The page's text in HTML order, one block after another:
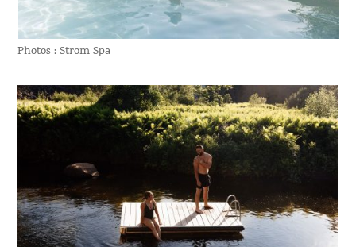
Photos : Strom Spa